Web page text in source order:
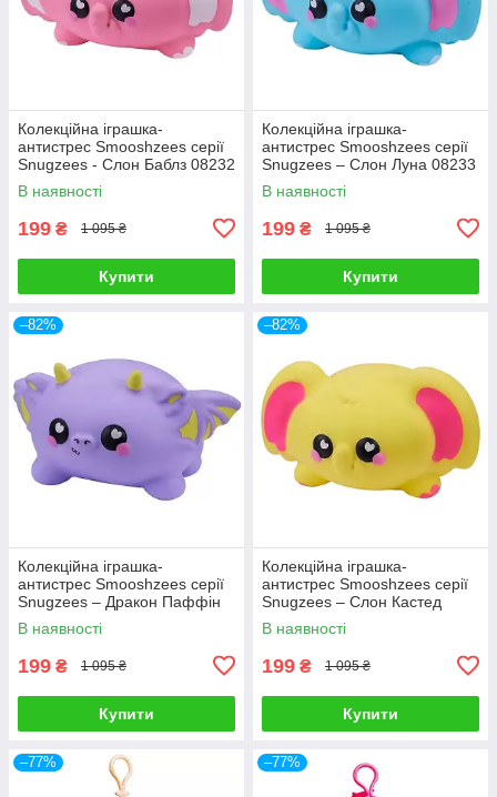
Колекційна іграшка-
антистрес Smooshzees серії
Snugzees - Слон Баблз 08232
В наявності
199 ₴ 1 095 ₴
Купити
Колекційна іграшка-
антистрес Smooshzees серії
Snugzees – Слон Луна 08233
В наявності
199 ₴ 1 095 ₴
Купити
–82%
Колекційна іграшка-
антистрес Smooshzees серії
Snugzees – Дракон Паффін
08234
В наявності
199 ₴ 1 095 ₴
Купити
–82%
Колекційна іграшка-
антистрес Smooshzees серії
Snugzees – Слон Кастед
08237
В наявності
199 ₴ 1 095 ₴
Купити
–77% –77%